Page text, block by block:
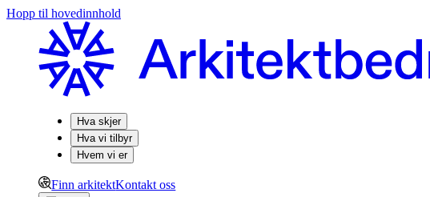
Hopp til hovedinnhold
Hva skjer
Hva vi tilbyr
Hvem vi er
Finn arkitektKontakt oss